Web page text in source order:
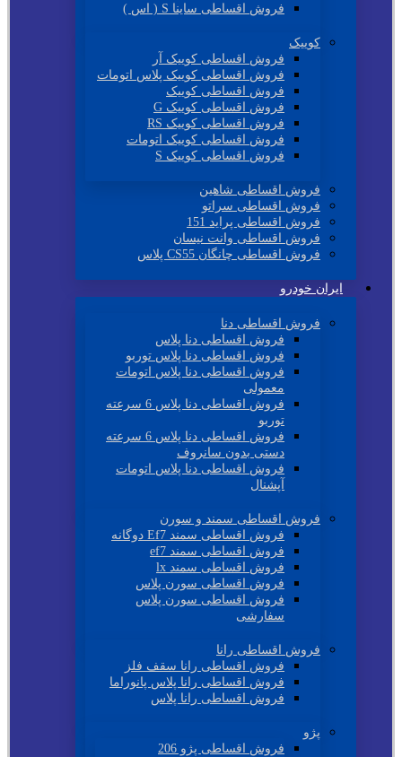
فروش اقساطی ساینا S ( اس )
کوییک
فروش اقساطی کوییک آر
فروش اقساطی کوییک پلاس اتومات
فروش اقساطی کوییک
فروش اقساطی کوییک G
فروش اقساطی کوییک RS
فروش اقساطی کوییک اتومات
فروش اقساطی کوییک S
فروش اقساطی شاهین
فروش اقساطی سراتو
فروش اقساطی پراید 151
فروش اقساطی وانت نیسان
فروش اقساطی چانگان CS55 پلاس
ایران خودرو
فروش اقساطی دنا
فروش اقساطی دنا پلاس
فروش اقساطی دنا پلاس توربو
فروش اقساطی دنا پلاس اتومات
معمولی
فروش اقساطی دنا پلاس 6 سرعته
توربو
فروش اقساطی دنا پلاس 6 سرعته
دستی بدون سانروف
فروش اقساطی دنا پلاس اتومات
آپشنال
فروش اقساطی سمند و سورن
فروش اقساطی سمند Ef7 دوگانه
فروش اقساطی سمند ef7
فروش اقساطی سمند lx
فروش اقساطی سورن پلاس
فروش اقساطی سورن پلاس
سفارشی
فروش اقساطی رانا
فروش اقساطی رانا سقف فلز
فروش اقساطی رانا پلاس پانوراما
فروش اقساطی رانا پلاس
پژو
فروش اقساطی پژو 206